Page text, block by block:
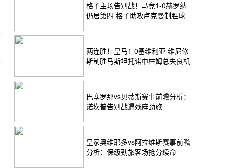
格子主场告别战！马竞1-0赫罗纳
仍居第四 格子助攻卢克曼制胜球
两连胜！皇马1-0塞维利亚 维尼修
斯制胜马斯坦托诺中柱姆总失良机
巴塞罗那vs贝蒂斯赛事前瞻分析：
诺坎普告别战遇残阵劲旅
皇家奥维耶多vs阿拉维斯赛事前瞻
分析：保级劲旅客场抢分续命